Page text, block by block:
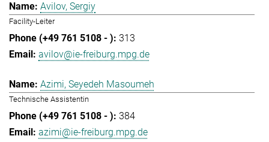
Avilov, Sergiy
Facility-Leiter
313
avilov@ie-freiburg.mpg.de
Azimi, Seyedeh Masoumeh
Technische Assistentin
384
azimi@ie-freiburg.mpg.de